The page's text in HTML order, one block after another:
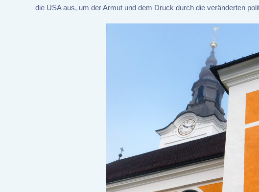
die USA aus, um der Armut und dem Druck durch die veränderten